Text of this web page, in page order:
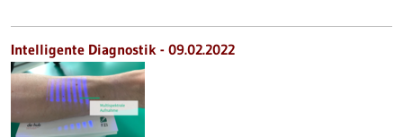
Intelligente Diagnostik - 09.02.2022